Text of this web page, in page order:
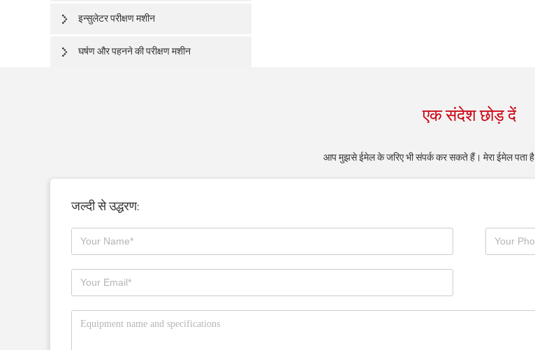
इन्सुलेटर परीक्षण मशीन
घर्षण और पहनने की परीक्षण मशीन
एक संदेश छोड़ दें
आप मुझसे ईमेल के जरिए भी संपर्क कर सकते हैं। मेरा ईमेल पता है
जल्दी से उद्धरण: